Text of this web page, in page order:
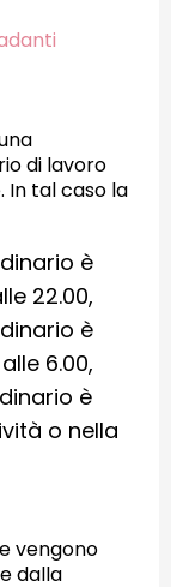
di lavoro
In tal caso la
è
22.00,
è
6.00,
è
o nella
vengono
dalla